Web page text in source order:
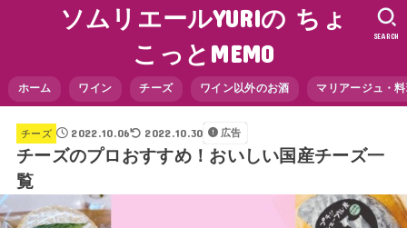
ソムリエールYURIの ちょ
こっとMEMO
ホーム ワイン チーズ ワイン以外のお酒 マリアージュ・
SEARCH
チーズ 2022.10.06 2022.10.30 広告
チーズのプロおすすめ！おいしい国産チーズ一
覧